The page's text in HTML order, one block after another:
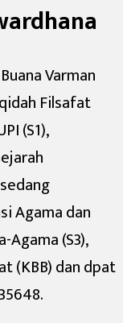
Varman
Filsafat
(S1),
Agama dan
(S3),
(KBB) dan dpat